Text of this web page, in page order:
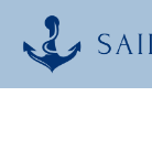
Przejdź
treści